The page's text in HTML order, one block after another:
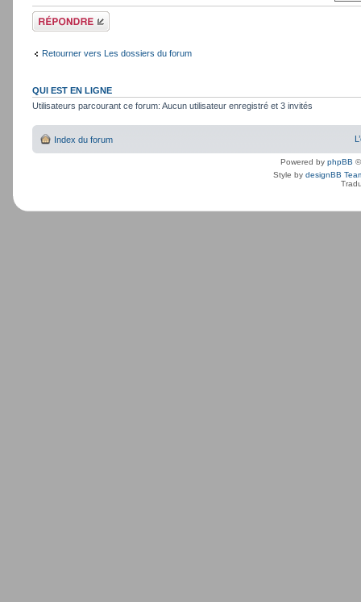
Répondre
Retourner vers Les dossiers du forum
QUI EST EN LIGNE
Utilisateurs parcourant ce forum: Aucun utilisateur enregistré et 3 invités
Index du forum
Powered by phpBB
Style by designBB